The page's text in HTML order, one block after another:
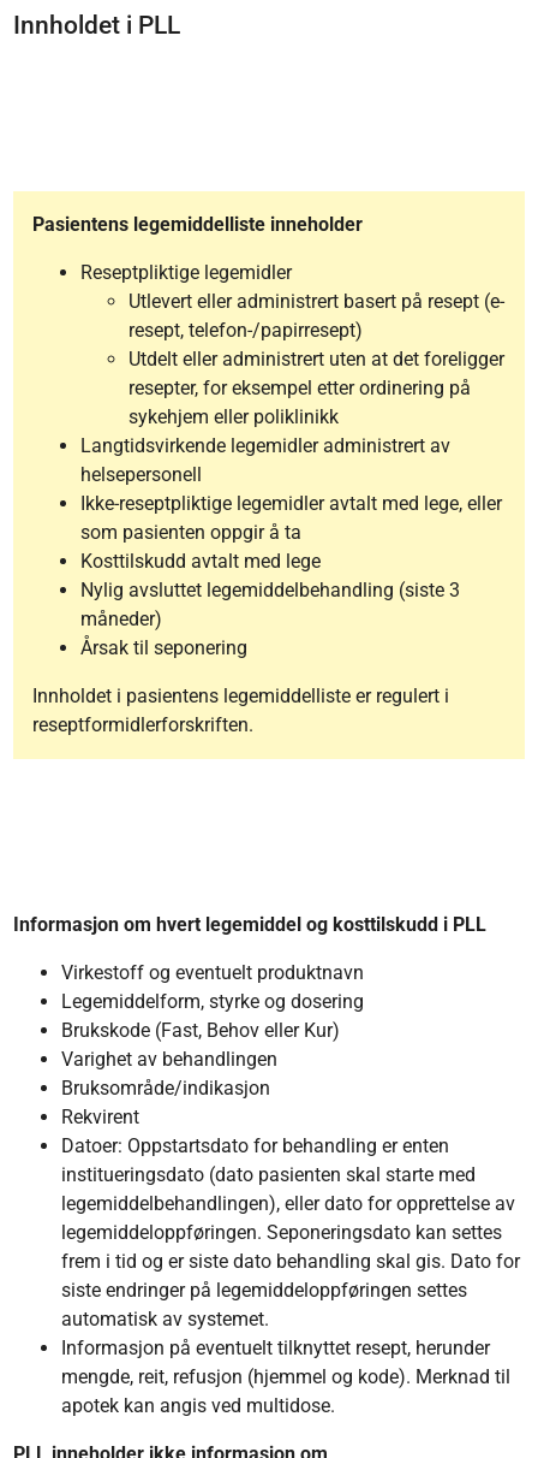
Innholdet i PLL
Pasientens legemiddelliste inneholder
Reseptpliktige legemidler
Utlevert eller administrert basert på resept (e-
resept, telefon-/papirresept)
Utdelt eller administrert uten at det foreligger
resepter, for eksempel etter ordinering på
sykehjem eller poliklinikk
Langtidsvirkende legemidler administrert av
helsepersonell
Ikke-reseptpliktige legemidler avtalt med lege, eller
som pasienten oppgir å ta
Kosttilskudd avtalt med lege
Nylig avsluttet legemiddelbehandling (siste 3
måneder)
Årsak til seponering
Innholdet i pasientens legemiddelliste er regulert i
reseptformidlerforskriften.
Informasjon om hvert legemiddel og kosttilskudd i PLL
Virkestoff og eventuelt produktnavn
Legemiddelform, styrke og dosering
Brukskode (Fast, Behov eller Kur)
Varighet av behandlingen
Bruksområde/indikasjon
Rekvirent
Datoer: Oppstartsdato for behandling er enten
institueringsdato (dato pasienten skal starte med
legemiddelbehandlingen), eller dato for opprettelse av
legemiddeloppføringen. Seponeringsdato kan settes
frem i tid og er siste dato behandling skal gis. Dato for
siste endringer på legemiddeloppføringen settes
automatisk av systemet.
Informasjon på eventuelt tilknyttet resept, herunder
mengde, reit, refusjon (hjemmel og kode). Merknad til
apotek kan angis ved multidose.